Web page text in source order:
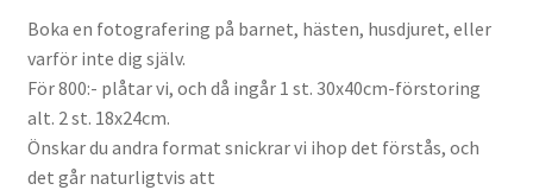
Boka en fotografering på barnet, hästen, husdjuret, eller
varför inte dig själv.
För 800:- plåtar vi, och då ingår 1 st. 30x40cm-förstoring
alt. 2 st. 18x24cm.
Önskar du andra format snickrar vi ihop det förstås, och
det går naturligtvis att